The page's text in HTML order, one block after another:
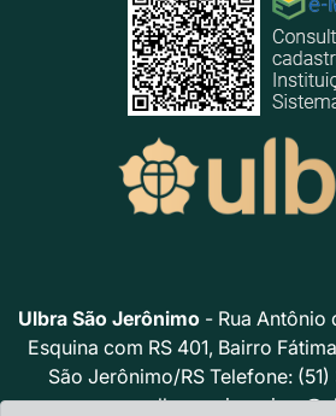
Ulbra São Jerônimo - Rua Antônio
Esquina com RS 401, Bairro
São Jerônimo/RS Telefone: (51)